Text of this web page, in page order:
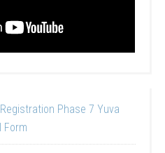
Phase 7 Yuva
Form